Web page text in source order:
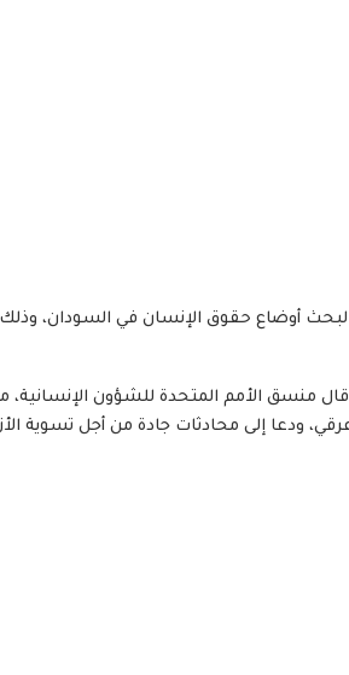
لبحث أوضاع حقوق الإنسان في السودان،
قال منسق الأمم المتحدة للشؤون
ودعا إلى محادثات جادة من أجل تسوية